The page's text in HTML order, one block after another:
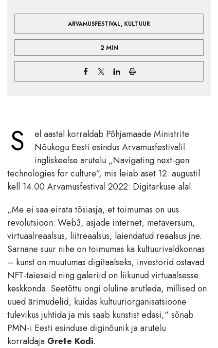
ARVAMUSFESTIVAL, KULTUUR
2 MIN
S
el aastal korraldab Põhjamaade Ministrite
Nõukogu Eesti esindus Arvamusfestivalil
ingliskeelse arutelu „Navigating next-gen
technologies for culture“, mis leiab aset 12. augustil
kell 14.00 Arvamusfestival 2022: Digitarkuse alal.
„Me ei saa eirata tõsiasja, et toimumas on uus
revolutsioon: Web3, asjade internet, metaversum,
virtuaalreaalsus, liitreaalsus, laiendatud reaalsus jne.
Sarnane suur nihe on toimumas ka kultuurivaldkonnas
– kunst on muutumas digitaalseks, investorid ostavad
NFT-taieseid ning galeriid on liikunud virtuaalsesse
keskkonda. Seetõttu ongi oluline arutleda, millised on
uued ärimudelid, kuidas kultuuriorganisatsioone
tulevikus juhtida ja mis saab kunstist edasi,“ sõnab
PMN-i Eesti esinduse diginõunik ja arutelu
korraldaja Grete Kodi.